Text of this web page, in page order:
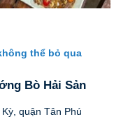
thể bỏ qua
Bò Hải Sản
quận Tân Phú